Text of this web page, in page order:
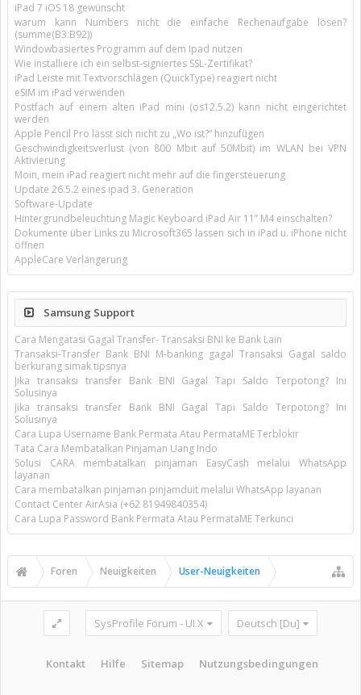
iPad 7 iOS 18 gewünscht
warum kann Numbers nicht die einfache Rechenaufgabe lösen?
(summe(B3:B92))
Windowbasiertes Programm auf dem Ipad nutzen
Wie installiere ich ein selbst-signiertes SSL-Zertifikat?
iPad Leiste mit Textvorschlägen (QuickType) reagiert nicht
eSIM im iPad verwenden
Postfach auf einem alten iPad mini (os12.5.2) kann nicht eingerichtet
werden
Apple Pencil Pro lässt sich nicht zu „Wo ist?“ hinzufügen
Geschwindigkeitsverlust (von 800 Mbit auf 50Mbit) im WLAN bei VPN
Aktivierung
Moin, mein iPad reagiert nicht mehr auf die fingersteuerung
Update 26.5.2 eines ipad 3. Generation
Software-Update
Hintergrundbeleuchtung Magic Keyboard iPad Air 11’’ M4 einschalten?
Dokumente über Links zu Microsoft365 lassen sich in iPad u. iPhone nicht
öffnen
AppleCare Verlängerung
Samsung Support
Cara Mengatasi Gagal Transfer- Transaksi BNI ke Bank Lain
Transaksi-Transfer Bank BNI M-banking gagal Transaksi Gagal saldo
berkurang simak tipsnya
Jika transaksi transfer Bank BNI Gagal Tapi Saldo Terpotong? Ini
Solusinya
Jika transaksi transfer Bank BNI Gagal Tapi Saldo Terpotong? Ini
Solusinya
Cara Lupa Username Bank Permata Atau PermataME Terblokir
Tata Cara Membatalkan Pinjaman Uang Indo
Solusi CARA membatalkan pinjaman EasyCash melalui WhatsApp
layanan
Cara membatalkan pinjaman pinjamduit melalui WhatsApp layanan
Contact Center AirAsia (+62 81949840354)
Cara Lupa Password Bank Permata Atau PermataME Terkunci
Foren Neuigkeiten User-Neuigkeiten
SysProfile Forum - UI.X Deutsch [Du]
Kontakt Hilfe Sitemap Nutzungsbedingungen